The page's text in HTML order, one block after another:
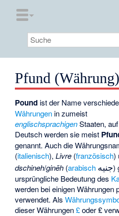
Pfund (Währung)
Pound ist der Name
Währungen in zumeist
englischsprachigenStaaten, auf
Deutsch werden sie meist
genannt. Auch die
(italienisch),Livre (französisch)
dschineh/ginēh (arabisch جنيه)
ursprüngliche Bedeutung des
werden bei einigen Währungen
verwendet. Als
dieser Währungen£oder₤